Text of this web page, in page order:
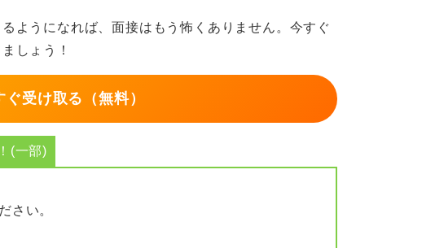
人員の配置などを組織的に考えて最終的に決定
らといって必ず希望が通るわけではないという
元じゃなきゃダメなんだという意向で伝えた場
希望勤務地にしてあげることが難しいので」とい
るので、希望は伝えるが必ず通るわけではない
容を考えていきましょう。
ようになれば、面接はもう怖くありません。今すぐ
しょう！
ぐ受け取る（無料）
(一部)
さい。